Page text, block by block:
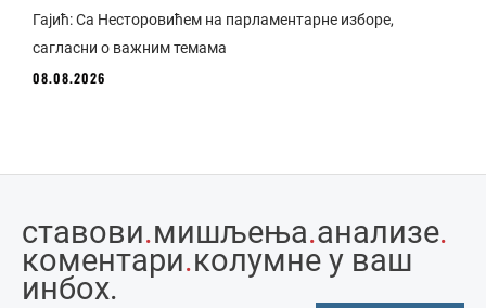
Гајић: Са Несторовићем на парламентарне изборе,
сагласни о важним темама
08.08.2026
ставови.мишљења.анализе.
коментари.колумне у ваш
инбоx.